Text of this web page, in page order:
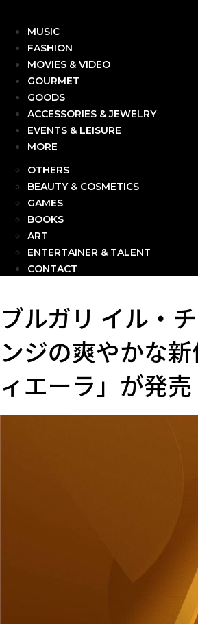
MUSIC
FASHION
MOVIES & VIDEO
GOURMET
GOODS
ACCESSORIES & JEWELRY
EVENTS & LEISURE
MORE
OTHERS
BEAUTY & COSMETICS
GAMES
BOOKS
ART
ENTERTAINER & TALENT
CONTACT
ブルガリ イル・
ンジの爽やかな
ィエーラ」が発売